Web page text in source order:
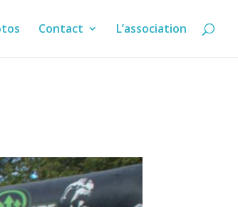
Contact L’association